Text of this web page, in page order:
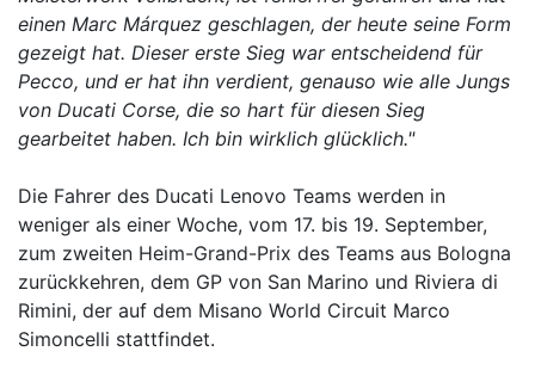
einen Marc Márquez geschlagen, der heute seine Form
gezeigt hat. Dieser erste Sieg war entscheidend für
Pecco, und er hat ihn verdient, genauso wie alle Jungs
von Ducati Corse, die so hart für diesen Sieg
gearbeitet haben. Ich bin wirklich glücklich."
Die Fahrer des Ducati Lenovo Teams werden in
weniger als einer Woche, vom 17. bis 19. September,
zum zweiten Heim-Grand-Prix des Teams aus Bologna
zurückkehren, dem GP von San Marino und Riviera di
Rimini, der auf dem Misano World Circuit Marco
Simoncelli stattfindet.